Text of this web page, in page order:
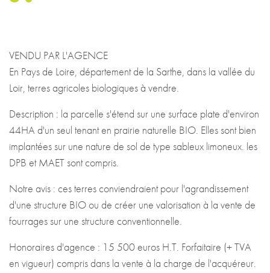
VENDU PAR L'AGENCE
En Pays de Loire, département de la Sarthe, dans la vallée du
Loir, terres agricoles biologiques à vendre.
Description : la parcelle s'étend sur une surface plate d'environ
44HA d'un seul tenant en prairie naturelle BIO. Elles sont bien
implantées sur une nature de sol de type sableux limoneux. les
DPB et MAET sont compris.
Notre avis : ces terres conviendraient pour l'agrandissement
d'une structure BIO ou de créer une valorisation à la vente de
fourrages sur une structure conventionnelle.
Honoraires d'agence : 15 500 euros H.T. Forfaitaire (+ TVA
en vigueur) compris dans la vente à la charge de l'acquéreur.